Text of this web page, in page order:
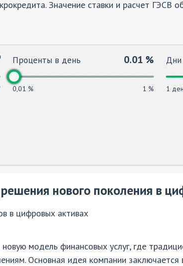
Значение ставки и расчет ГЭСВ
Проценты в день 0.01 %
0,01 % 1 %
Дни
1
нового поколения в
в цифровых активах
модель финансовых услуг, где
Основная идея компании заключается